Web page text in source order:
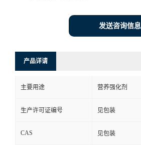
发送咨询信息
产品详请
主要用途 营养强化剂
生产许可证编号 见包装
CAS 见包装